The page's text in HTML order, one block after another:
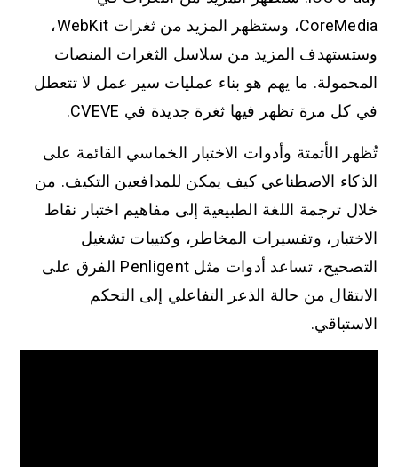
CoreMedia، وستظهر المزيد من ثغرات WebKit،
وستستهدف المزيد من سلاسل الثغرات المنصات
المحمولة. ما يهم هو بناء عمليات سير عمل لا تتعطل
في كل مرة تظهر فيها ثغرة جديدة في CVEVE.
تُظهر الأتمتة وأدوات الاختبار الخماسي القائمة على
الذكاء الاصطناعي كيف يمكن للمدافعين التكيف. من
خلال ترجمة اللغة الطبيعية إلى مفاهيم اختبار نقاط
الاختبار، وتفسيرات المخاطر، وكتيبات تشغيل
التصحيح، تساعد أدوات مثل Penligent الفرق على
الانتقال من حالة الذعر التفاعلي إلى التحكم
الاستباقي.